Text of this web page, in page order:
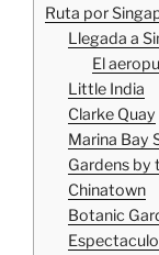
Ruta por
Llegada a
El
Little India
Clarke Quay
Marina Bay
Gardens by
Chinatown
Botanic